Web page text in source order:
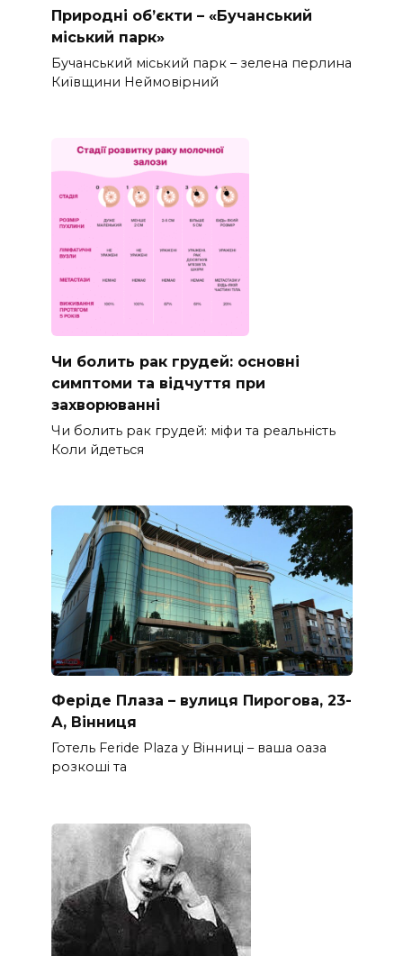
Природні об’єкти – «Бучанський
міський парк»
Бучанський міський парк – зелена перлина
Київщини Неймовірний
Чи болить рак грудей: основні
симптоми та відчуття при
захворюванні
Чи болить рак грудей: міфи та реальність
Коли йдеться
Феріде Плаза – вулиця Пирогова, 23-
А, Вінниця
Готель Feride Plaza у Вінниці – ваша оаза
розкоші та